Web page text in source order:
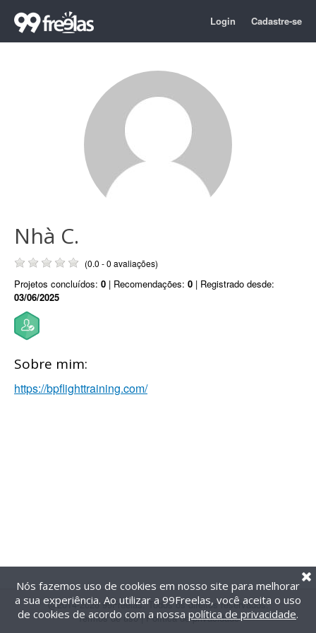
Login Cadastre-se
Nhà C.
(0.0 - 0 avaliações)
Projetos concluídos: 0 | Recomendações: 0 | Registrado desde:
03/06/2025
Sobre mim:
https://bpflighttraining.com/
@2014-2026 99Freelas. Todos os direitos reservados.
Termos de uso| Política de privacidade
Nós fazemos uso de cookies em nosso site para melhorar
a sua experiência. Ao utilizar a 99Freelas, você aceita o uso
de cookies de acordo com a nossa política de privacidade.